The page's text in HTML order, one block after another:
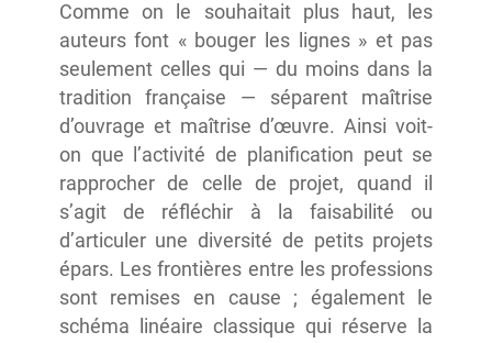
Comme on le souhaitait plus haut, les
auteurs font « bouger les lignes » et pas
seulement celles qui — du moins dans la
tradition française — séparent maîtrise
d’ouvrage et maîtrise d’œuvre. Ainsi voit-
on que l’activité de planification peut se
rapprocher de celle de projet, quand il
s’agit de réfléchir à la faisabilité ou
d’articuler une diversité de petits projets
épars. Les frontières entre les professions
sont remises en cause ; également le
schéma linéaire classique qui réserve la